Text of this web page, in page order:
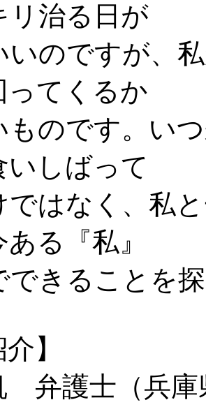
リ治る日が
いのですが、
ってくるか
ものです。い
いしばって
ではなく、私
る『私』
できることを
】
弁護士（兵庫